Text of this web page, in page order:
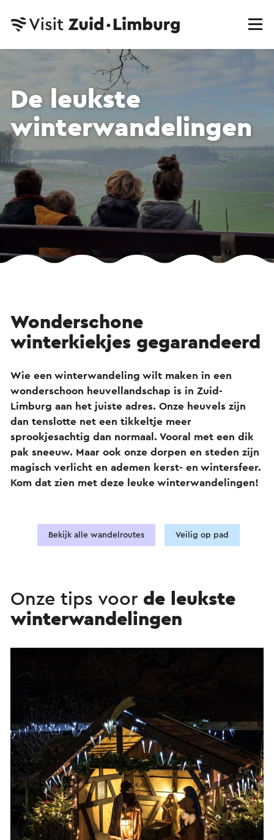
De leukste
winter­wandelingen
Wonderschone
winterkiekjes gegarandeerd
Wie een winterwandeling wilt maken in een
wonderschoon heuvellandschap is in Zuid-
Limburg aan het juiste adres. Onze heuvels zijn
dan tenslotte net een tikkeltje meer
sprookjesachtig dan normaal. Vooral met een dik
pak sneeuw. Maar ook onze dorpen en steden zijn
magisch verlicht en ademen kerst- en wintersfeer.
Kom dat zien met deze leuke winterwandelingen!
Bekijk alle wandelroutes Veilig op pad
Onze tips voor de leukste
winterwandelingen